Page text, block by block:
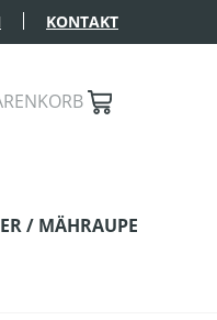
KONTAKT
/ MÄHRAUPE